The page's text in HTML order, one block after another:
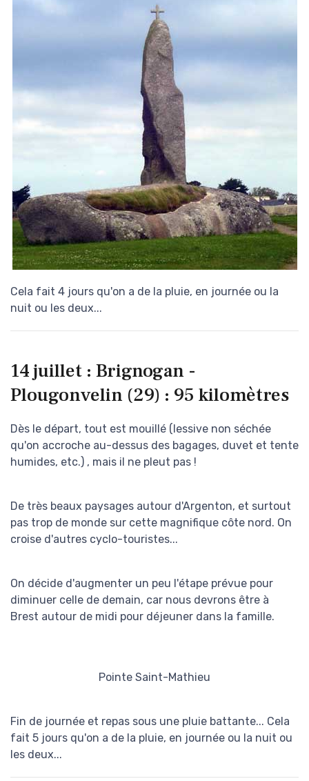
Cela fait 4 jours qu'on a de la pluie, en journée ou la
nuit ou les deux...
14 juillet : Brignogan -
Plougonvelin (29) : 95 kilomètres
Dès le départ, tout est mouillé (lessive non séchée
qu'on accroche au-dessus des bagages, duvet et tente
humides, etc.) , mais il ne pleut pas !
De très beaux paysages autour d'Argenton, et surtout
pas trop de monde sur cette magnifique côte nord. On
croise d'autres cyclo-touristes...
On décide d'augmenter un peu l'étape prévue pour
diminuer celle de demain, car nous devrons être à
Brest autour de midi pour déjeuner dans la famille.
Pointe Saint-Mathieu
Fin de journée et repas sous une pluie battante... Cela
fait 5 jours qu'on a de la pluie, en journée ou la nuit ou
les deux...